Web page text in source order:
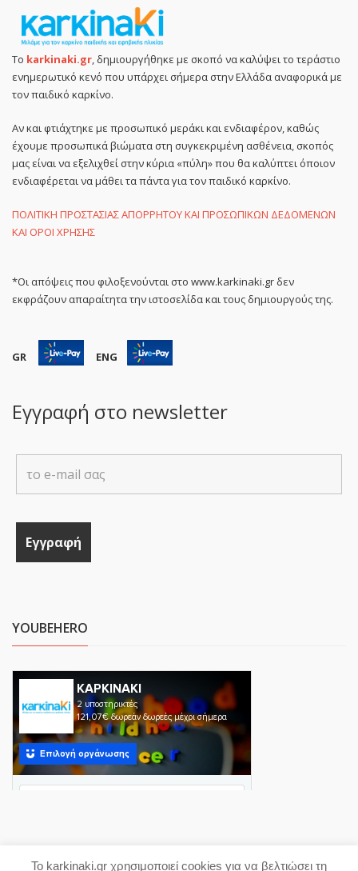
Το karkinaki.gr, δημιουργήθηκε με σκοπό να καλύψει το τεράστιο
ενημερωτικό κενό που υπάρχει σήμερα στην Ελλάδα αναφορικά με
τον παιδικό καρκίνο.
Αν και φτιάχτηκε με προσωπικό μεράκι και ενδιαφέρον, καθώς
έχουμε προσωπικά βιώματα στη συγκεκριμένη ασθένεια, σκοπός
μας είναι να εξελιχθεί στην κύρια «πύλη» που θα καλύπτει όποιον
ενδιαφέρεται να μάθει τα πάντα για τον παιδικό καρκίνο.
ΠΟΛΙΤΙΚΗ ΠΡΟΣΤΑΣΙΑΣ ΑΠΟΡΡΗΤΟΥ ΚΑΙ ΠΡΟΣΩΠΙΚΩΝ ΔΕΔΟΜΕΝΩΝ
ΚΑΙ ΟΡΟΙ ΧΡΗΣΗΣ
*Οι απόψεις που φιλοξενούνται στο www.karkinaki.gr δεν
εκφράζουν απαραίτητα την ιστοσελίδα και τους δημιουργούς της.
GR ENG
Εγγραφή στο newsletter
YOUBEHERO
Το karkinaki.gr χρησιμοποιεί cookies για να βελτιώσει τη